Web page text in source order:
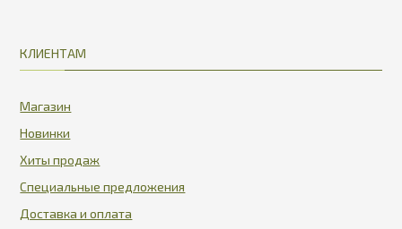
КЛИЕНТАМ
Магазин
Новинки
Хиты продаж
Специальные предложения
Доставка и оплата